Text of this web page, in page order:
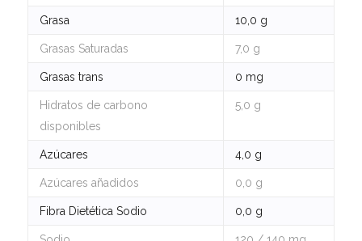
Grasa 10,0 g
Grasas Saturadas 7,0 g
Grasas trans 0 mg
Hidratos de carbono
disponibles
5,0 g
Azúcares 4,0 g
Azúcares añadidos 0,0 g
Fibra Dietética Sodio 0,0 g